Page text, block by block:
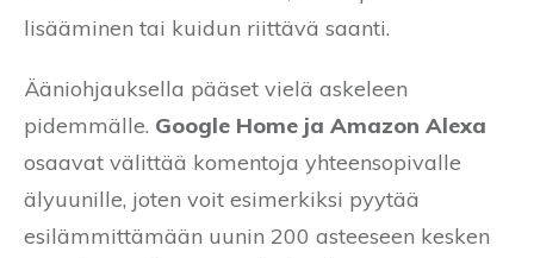
lisääminen tai kuidun riittävä saanti.
Ääniohjauksella pääset vielä askeleen
pidemmälle. Google Home ja Amazon Alexa
osaavat välittää komentoja yhteensopivalle
älyuunille, joten voit esimerkiksi pyytää
esilämmittämään uunin 200 asteeseen kesken